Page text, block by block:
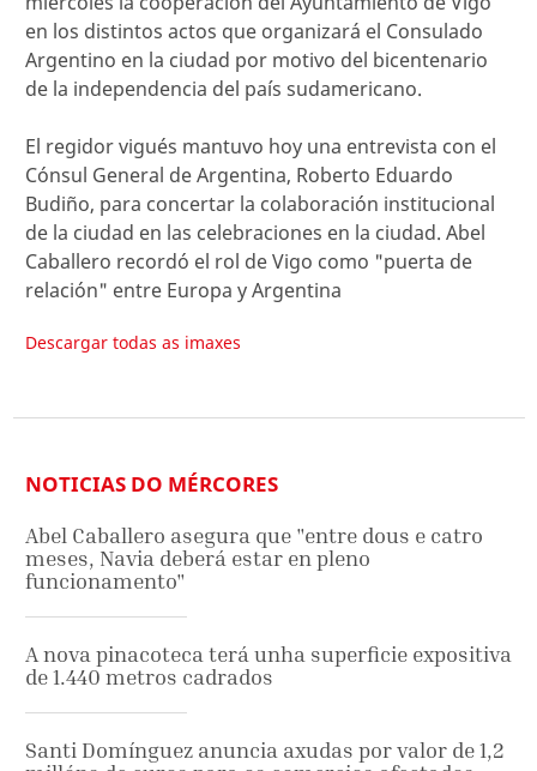
en los distintos actos que organizará el Consulado
Argentino en la ciudad por motivo del bicentenario
de la independencia del país sudamericano.
El regidor vigués mantuvo hoy una entrevista con el
Cónsul General de Argentina, Roberto Eduardo
Budiño, para concertar la colaboración institucional
de la ciudad en las celebraciones en la ciudad. Abel
Caballero recordó el rol de Vigo como "puerta de
relación" entre Europa y Argentina
Descargar todas as imaxes
NOTICIAS DO MÉRCORES
Abel Caballero asegura que "entre dous e catro
meses, Navia deberá estar en pleno
funcionamento"
A nova pinacoteca terá unha superficie expositiva
de 1.440 metros cadrados
Santi Domínguez anuncia axudas por valor de 1,2